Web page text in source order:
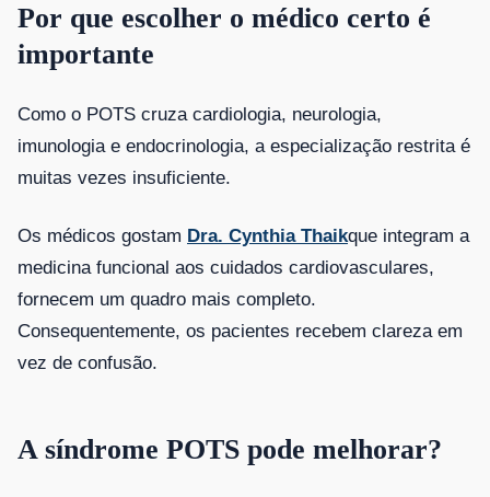
Por que escolher o médico certo é
importante
Como o POTS cruza cardiologia, neurologia,
imunologia e endocrinologia, a especialização restrita é
muitas vezes insuficiente.
Os médicos gostam Dra. Cynthia Thaikque integram a
medicina funcional aos cuidados cardiovasculares,
fornecem um quadro mais completo.
Consequentemente, os pacientes recebem clareza em
vez de confusão.
A síndrome POTS pode melhorar?